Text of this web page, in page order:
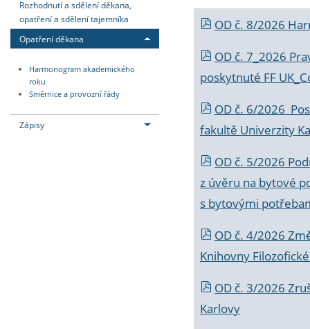
Rozhodnutí a sdělení děkana,
opatření a sdělení tajemníka
Opatření děkana
Harmonogram akademického
roku
Směrnice a provozní řády
Zápisy
OD č. 8/2026
OD č. 7_2026
poskytnuté FF
OD č. 6/2026
fakultě Univerzity
OD č. 5/2026
z úvěru na bytové
s bytovými
OD č. 4/2026
Knihovny
OD č. 3/2026
Karlovy